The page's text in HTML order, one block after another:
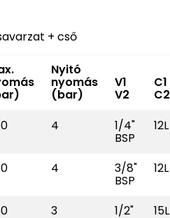
+ cső
Nyitó
nyomás
(bar)
V1
V2
C1
C2
4 1/4"
BSP
12L
4 3/8"
BSP
12L
3 1/2" 15L